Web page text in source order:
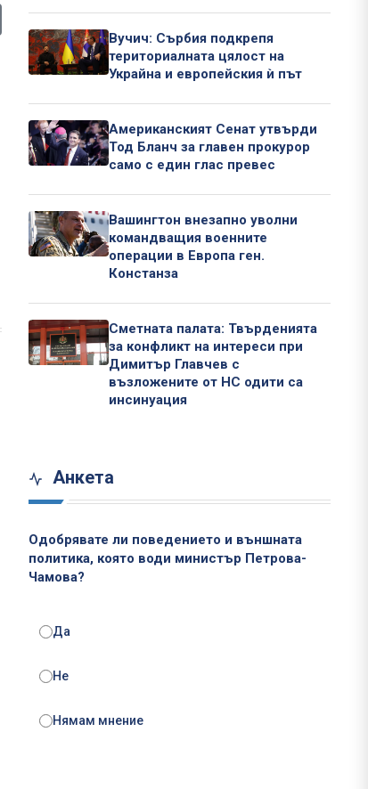
Вучич: Сърбия подкрепя
териториалната цялост на
Украйна и европейския ѝ път
Американският Сенат утвърди
Тод Бланч за главен прокурор
само с един глас превес
Вашингтон внезапно уволни
командващия военните
операции в Европа ген.
Констанза
Сметната палата: Твърденията
за конфликт на интереси при
Димитър Главчев с
възложените от НС одити са
инсинуация
Анкета
Одобрявате ли поведението и външната
политика, която води министър Петрова-
Чамова?
Да
Не
Нямам мнение